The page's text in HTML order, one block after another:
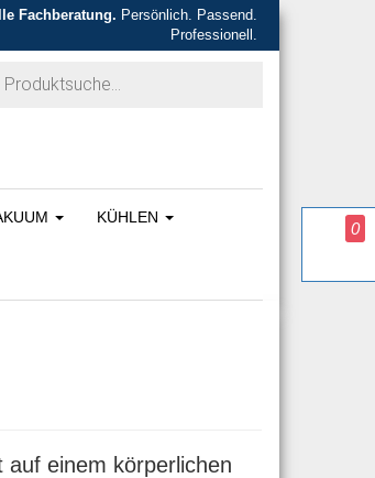
Fachberatung. Persönlich. Passend.
Professionell.
KÜHLEN
einem körperlichen
0